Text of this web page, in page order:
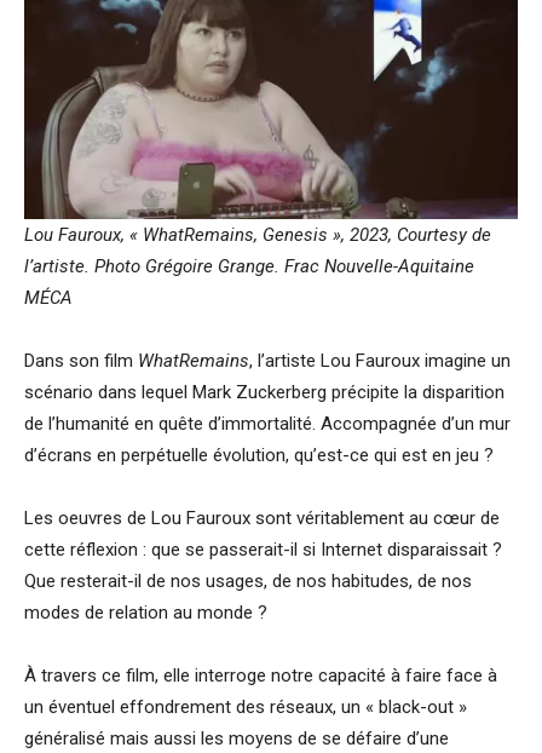
Lou Fauroux, « WhatRemains, Genesis », 2023, Courtesy de
l’artiste. Photo Grégoire Grange. Frac Nouvelle-Aquitaine
MÉCA
Dans son film WhatRemains, l’artiste Lou Fauroux imagine un
scénario dans lequel Mark Zuckerberg précipite la disparition
de l’humanité en quête d’immortalité. Accompagnée d’un mur
d’écrans en perpétuelle évolution, qu’est-ce qui est en jeu ?
Les oeuvres de Lou Fauroux sont véritablement au cœur de
cette réflexion : que se passerait-il si Internet disparaissait ?
Que resterait-il de nos usages, de nos habitudes, de nos
modes de relation au monde ?
À travers ce film, elle interroge notre capacité à faire face à
un éventuel effondrement des réseaux, un « black-out »
généralisé mais aussi les moyens de se défaire d’une